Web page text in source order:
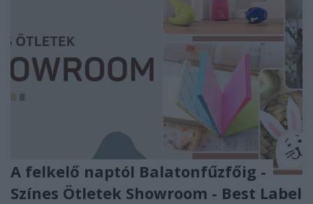
A felkelő naptól Balatonfűzfőig -
Színes Ötletek Showroom - Best Label